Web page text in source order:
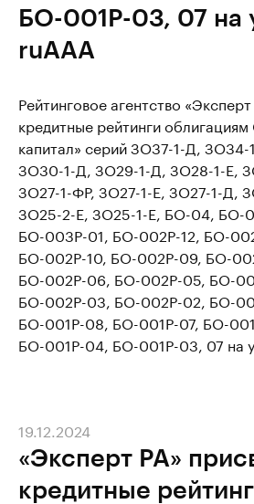
БО-001Р-03, 07 на
ruAAA
Рейтинговое агентство
кредитные рейтинги
капитал» серий ЗО37-1-Д,
ЗО30-1-Д, ЗО29-1-Д, ЗО28-1-E,
ЗО27-1-ФР, ЗО27-1-Е, ЗО27-1-Д,
ЗО25-2-Е, ЗО25-1-Е, БО-04, БО-
БО-003Р-01, БО-002Р-12, БО-
БО-002Р-10, БО-002Р-09, БО-
БО-002Р-06, БО-002Р-05, БО-
БО-002Р-03, БО-002Р-02, БО-
БО-001Р-08, БО-001Р-07, БО-
БО-001Р-04, БО-001Р-03, 07 на
«Эксперт РА»
кредитные
19.12.2024